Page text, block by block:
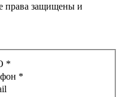
защищены и
*
*